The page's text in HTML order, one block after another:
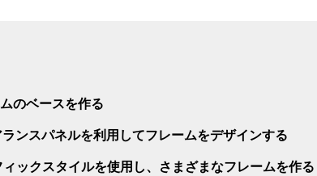
のベースを作る
ンスパネルを利用してフレームをデザインする
ックスタイルを使用し、さまざまなフレームを作る